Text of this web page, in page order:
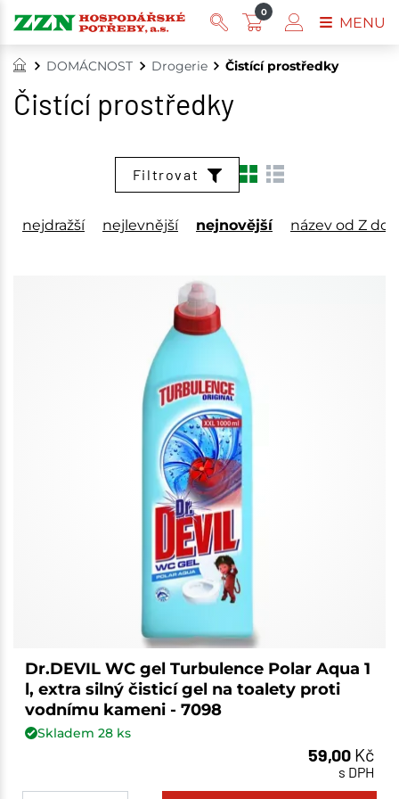
DOMÁCNOST Drogerie Čistící prostředky
Čistící prostředky
Filtrovat
nejdražší nejlevnější nejnovější název od Z do
Dr.DEVIL WC gel Turbulence Polar Aqua 1
l, extra silný čisticí gel na toalety proti
vodnímu kameni - 7098
Skladem 28ks
59,00 Kč
s DPH
0
MENU